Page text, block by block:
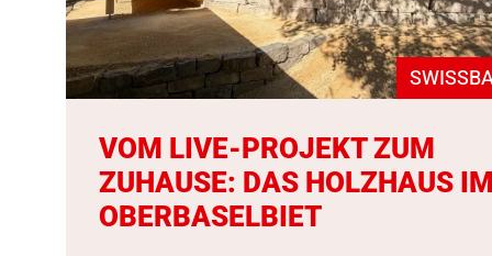
VOM LIVE-PROJEKT ZUM
ZUHAUSE: DAS HOLZHAUS
OBERBASELBIET